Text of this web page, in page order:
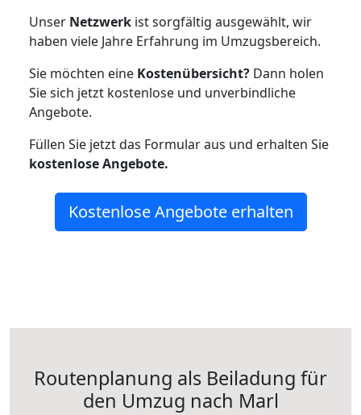
Unser Netzwerk ist sorgfältig ausgewählt, wir
haben viele Jahre Erfahrung im Umzugsbereich.
Sie möchten eine Kostenübersicht? Dann holen
Sie sich jetzt kostenlose und unverbindliche
Angebote.
Füllen Sie jetzt das Formular aus und erhalten Sie
kostenloseAngebote.
Kostenlose Angebote erhalten
Routenplanung als Beiladung für
den Umzug nach Marl